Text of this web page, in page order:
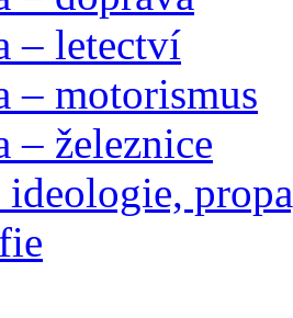
– letectví
– motorismus
– železnice